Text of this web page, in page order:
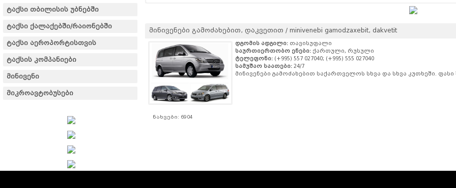
ტაქსი თბილისის უბნებში
ტაქსი ქალაქებში/რაიონებში
ტაქსი აეროპორტისთვის
ტაქსის კომპანიები
მინივენი
მიკროავტობუსები
მინივენები გამოძახებით, დაკვეთით / minivenebi gamodzaxebit, dakvetit
დგომის ადგილი: თავისუფალი
საურთიერთობო ენები: ქართული, რუსული
ტელეფონი: (+995) 557 027040; (+995) 555 027040
სამუშაო საათები: 24/7
მინივენები გამოძახებით საქართველოს სხვა და სხვა კუთხეში. ფასი
ნახვები: 6904